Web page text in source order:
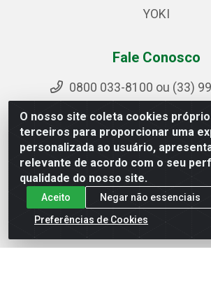
O nosso site coleta cookies
terceiros para proporcionar uma
personalizada ao usuário,
relevante de acordo com o seu
qualidade do nosso site.
Aceito
Negar não essenciais
Preferências de Cookies
YOKI
Fale Conosco
0800 033-8100 ou (33)
Acompanhe nossas
Ipiranga Distribuição LTDA - Avenida
Hannas, 101 - Ponte da Aldeia -
36906-440 - CNPJ 25.310.749/